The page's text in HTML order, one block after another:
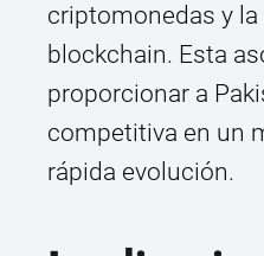
criptomonedas y
blockchain. Esta
proporcionar a
competitiva en un
rápida evolución.